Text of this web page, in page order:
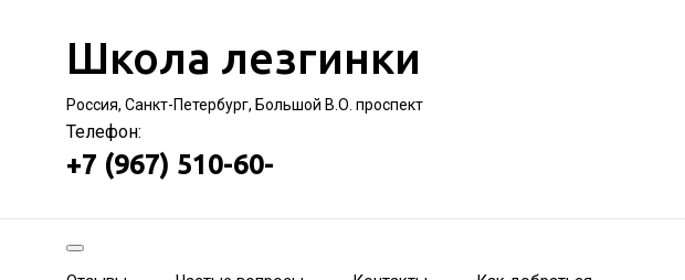
Школа лезгинки
Россия, Санкт-Петербург, Большой В.О. проспект
Телефон:
+7 (967) 510-60-